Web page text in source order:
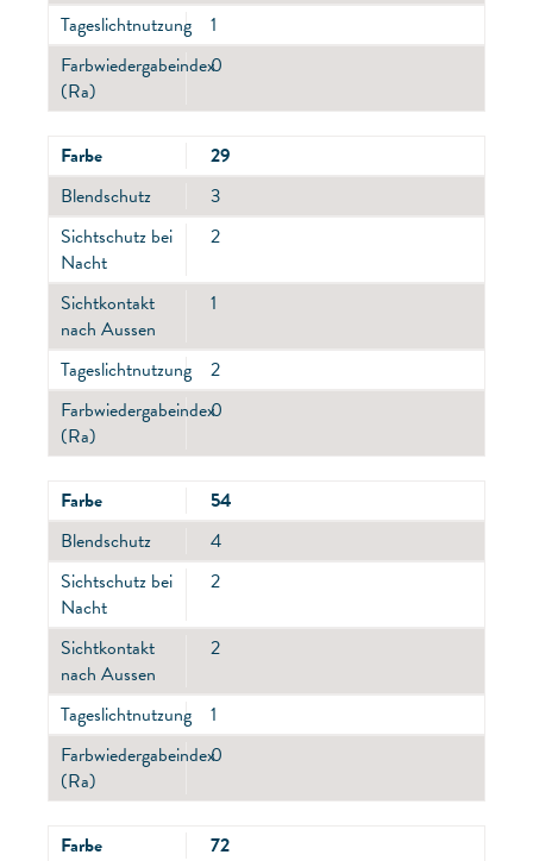
Tageslichtnutzung
1
Farbwiedergabeindex
(Ra)
0
Farbe
29
Blendschutz
3
Sichtschutz bei
Nacht
2
Sichtkontakt
nach Aussen
1
Tageslichtnutzung
2
Farbwiedergabeindex
(Ra)
0
Farbe
54
Blendschutz
4
Sichtschutz bei
Nacht
2
Sichtkontakt
nach Aussen
2
Tageslichtnutzung
1
Farbwiedergabeindex
(Ra)
0
Farbe
72